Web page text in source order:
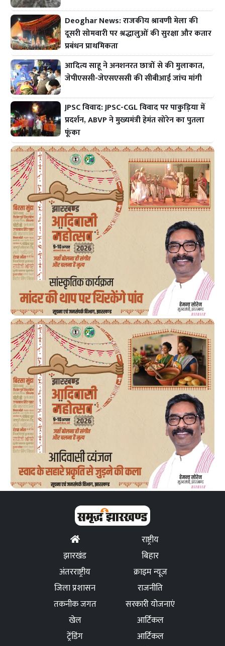
Deoghar News: राजकीय श्रावणी मेला की
दूसरी सोमवारी पर श्रद्धालुओं की सुरक्षा और कतार
प्रबंधन प्राथमिकता
आदित्य साहू ने अनशनरत छात्रों से की मुलाकात,
जेपीएससी-जेएसएससी की सीबीआई जांच मांगी
JPSC विवाद: JPSC-CGL विवाद पर पाकुड़िया में
प्रदर्शन, ABVP ने मुख्यमंत्री हेमंत सोरेन का पुतला
फूंका
राष्ट्रीय
झारखंड
बिहार
अंतरराष्ट्रीय
क्राइम न्यूज
जिला प्रशासन
राजनीति
तकनीक जगत
सरकारी योजनाएं
खेल
आर्टिकल
ट्रेंडिंग
आर्टिकल